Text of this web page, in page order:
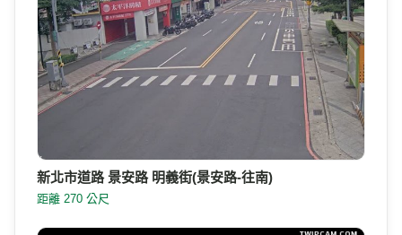
新北市道路 景安路 明義街(景安路-往南)
距離 270 公尺